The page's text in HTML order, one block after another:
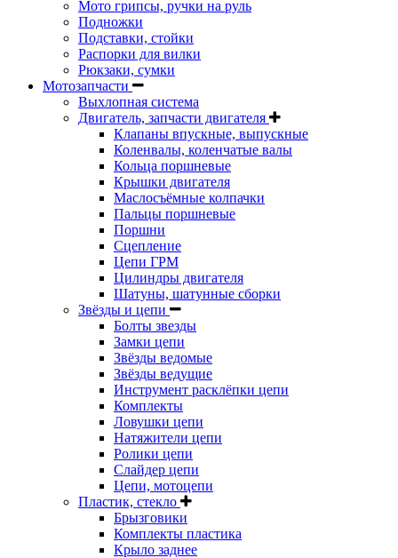
Мото грипсы, ручки на руль
Подножки
Подставки, стойки
Распорки для вилки
Рюкзаки, сумки
Мотозапчасти
Выхлопная система
Двигатель, запчасти двигателя
Клапаны впускные, выпускные
Коленвалы, коленчатые валы
Кольца поршневые
Крышки двигателя
Маслосъёмные колпачки
Пальцы поршневые
Поршни
Сцепление
Цепи ГРМ
Цилиндры двигателя
Шатуны, шатунные сборки
Звёзды и цепи
Болты звезды
Замки цепи
Звёзды ведомые
Звёзды ведущие
Инструмент расклёпки цепи
Комплекты
Ловушки цепи
Натяжители цепи
Ролики цепи
Слайдер цепи
Цепи, мотоцепи
Пластик, стекло
Брызговики
Комплекты пластика
Крыло заднее